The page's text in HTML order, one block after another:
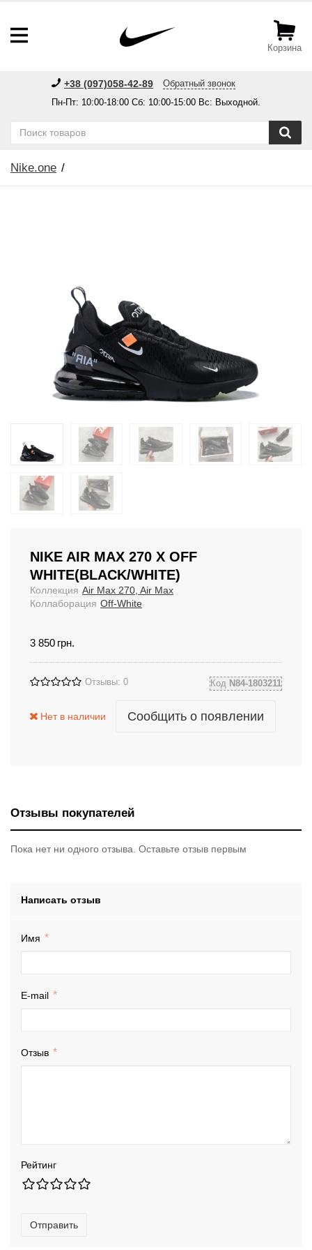
Корзина
+38 (097)058-42-89
Обратный звонок
Пн-Пт: 10:00-18:00 Сб: 10:00-15:00 Вс: Выходной.
Nike.one
NIKE AIR MAX 270 X OFF
WHITE(BLACK/WHITE)
Коллекция Air Max 270, Air Max
Коллаборация Off-White
3 850 грн.
Отзывы: 0 Код N84-1803211
Нет в наличии Сообщить о появлении
Отзывы покупателей
Пока нет ни одного отзыва. Оставьте отзыв первым
Написать отзыв
Имя
E-mail
Отзыв
Рейтинг
Отправить